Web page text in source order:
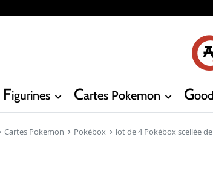
Figurines Cartes Pokemon G
Cartes Pokemon Pokébox lot de 4 Pokébox scellée